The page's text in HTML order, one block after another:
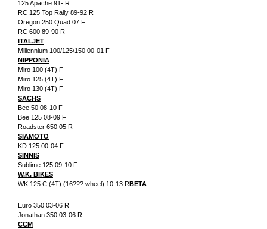
125 Apache 91- R
RC 125 Top Rally 89-92 R
Oregon 250 Quad 07 F
RC 600 89-90 R
ITALJET
Millennium 100/125/150 00-01 F
NIPPONIA
Miro 100 (4T) F
Miro 125 (4T) F
Miro 130 (4T) F
SACHS
Bee 50 08-10 F
Bee 125 08-09 F
Roadster 650 05 R
SIAMOTO
KD 125 00-04 F
SINNIS
Sublime 125 09-10 F
W.K. BIKES
WK 125 C (4T) (16??? wheel) 10-13 RBETA
Euro 350 03-06 R
Jonathan 350 03-06 R
CCM